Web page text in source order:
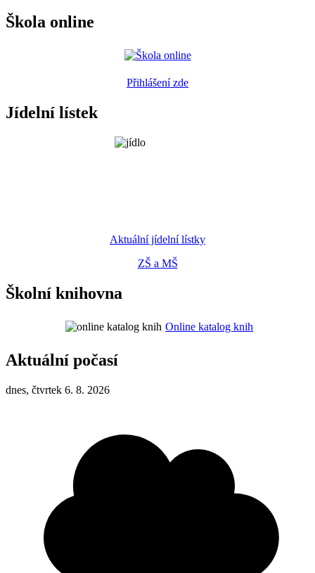
Škola online
Přihlášení zde
Jídelní lístek
Aktuální jídelní lístky
ZŠ a MŠ
Školní knihovna
Online katalog knih
Aktuální počasí
dnes, čtvrtek 6. 8. 2026